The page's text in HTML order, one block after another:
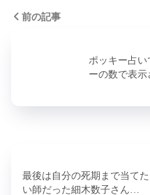
前の記事
ポッキー占
ーの数で表示
最後は自分の死期まで当て
い師だった細木数子さん…